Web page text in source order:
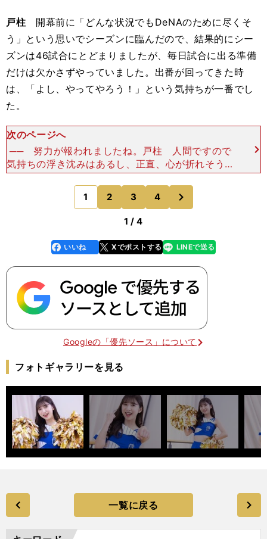
戸柱 開幕前に「どんな状況でもDeNAのために尽くそ
う」という思いでシーズンに臨んだので、結果的にシー
ズンは46試合にとどまりましたが、毎日試合に出る準備
だけは欠かさずやっていました。出番が回ってきた時
は、「よし、やってやろう！」という気持ちが一番でし
た。
次のページへ
── 努力が報われましたね。戸柱 人間ですので
気持ちの浮き沈みはあるし、正直、心が折れそうな
時期も少なからずありました。でも、いい結果が出
た時には「やるべきことをやってきてよかった」
と、あらためて思
1 2 3 4
のページへ
1 / 4
faceboo
k
いいね Xでポストする
line LINEで送る
Googleの「優先ソース」について
フォトギャラリーを見る
一覧に戻る